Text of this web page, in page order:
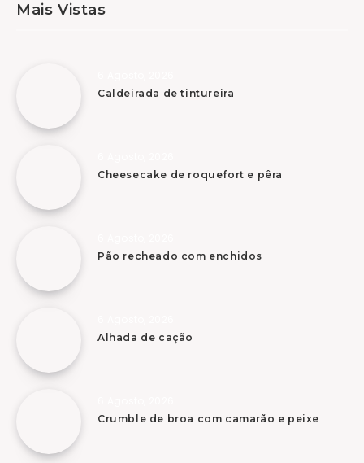
Mais Vistas
Caldeirada de tintureira
Cheesecake de roquefort e pêra
Pão recheado com enchidos
Alhada de cação
Crumble de broa com camarão e peixe